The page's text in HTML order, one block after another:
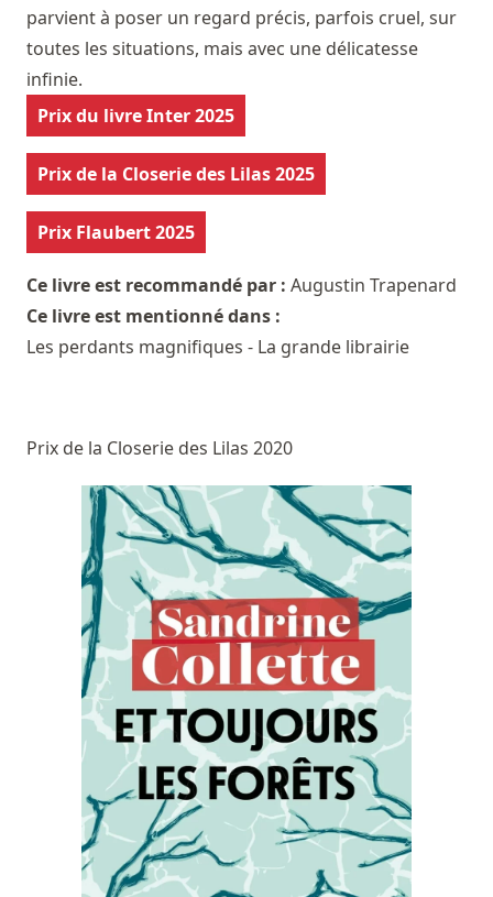
parvient à poser un regard précis, parfois cruel, sur
toutes les situations, mais avec une délicatesse
infinie.
Prix du livre Inter 2025
Prix de la Closerie des Lilas 2025
Prix Flaubert 2025
Ce livre est recommandé par : Augustin Trapenard
Ce livre est mentionné dans :
Les perdants magnifiques - La grande librairie
Prix de la Closerie des Lilas 2020